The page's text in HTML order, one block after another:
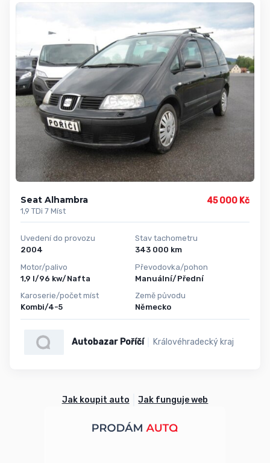
Seat Alhambra
1,9 TDi 7 Míst
45 000 Kč
Uvedení do provozu
2004
Motor/palivo
1,9 l/96 kw/Nafta
Karoserie/počet míst
Kombi/4-5
Stav tachometru
343 000 km
Převodovka/pohon
Manuální/Přední
Země původu
Německo
Autobazar Poříčí Královéhradecký kraj
Jak koupit auto Jak funguje web